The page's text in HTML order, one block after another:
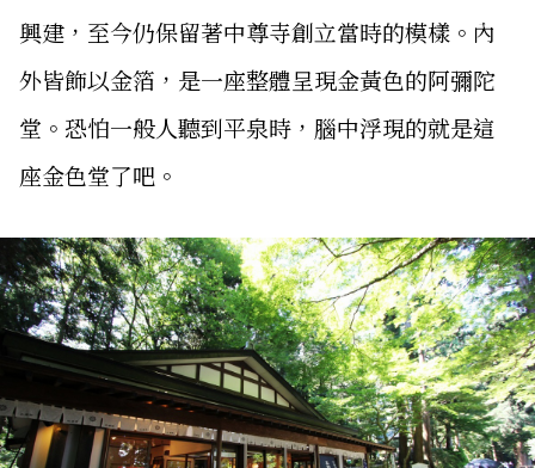
興建，至今仍保留著中尊寺創立當時的模樣。內
外皆飾以金箔，是一座整體呈現金黃色的阿彌陀
堂。恐怕一般人聽到平泉時，腦中浮現的就是這
座金色堂了吧。